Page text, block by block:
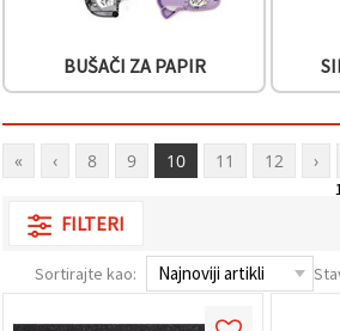
BUŠAČI ZA PAPIR
« ‹ 8 9 10 11 12 ›
FILTERI
Sortirajte kao: